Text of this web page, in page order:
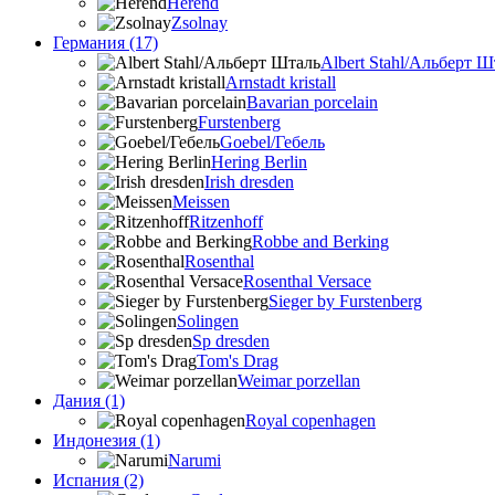
Zsolnay
Германия (17)
Albert Stahl/Альбеpт
Arnstadt kristall
Bavarian porcelain
Furstenberg
Goebel/Гебель
Hering Berlin
Irish dresden
Meissen
Ritzenhoff
Robbe and Berking
Rosenthal
Rosenthal Versace
Sieger by Furstenberg
Solingen
Sp dresden
Tom's Drag
Weimar porzellan
Дания (1)
Royal copenhagen
Индонезия (1)
Narumi
Испания (2)